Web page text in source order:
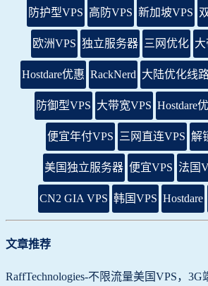
防护型VPS 高防VPS 新加坡VPS
欧洲VPS 独立服务器 三网优化
Hostdare优惠 RackNerd 大陆优化线
防御型VPS 大带宽VPS Hostdare
便宜年付VPS 三网直连VPS 解
美国独立服务器 便宜VPS 法国
CN2 GIA VPS 韩国VPS Hostdare
文章推荐
RaffTechnologies-不限流量美国VPS，